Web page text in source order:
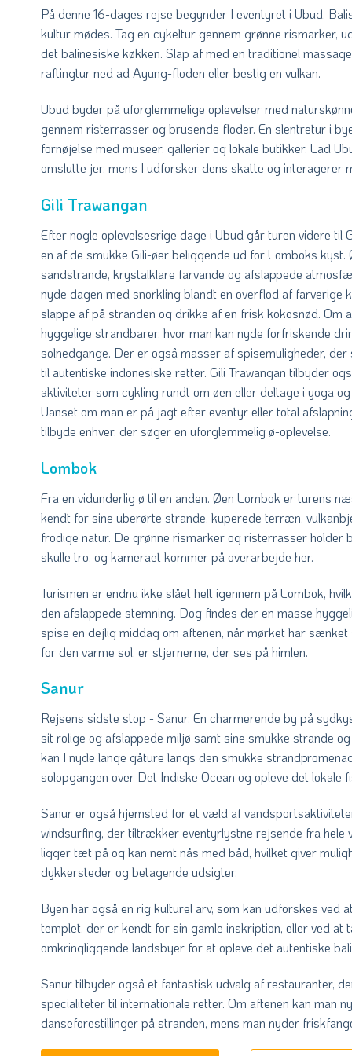
På denne 16-dages rejse begynder I eventyret i Ubud,
kultur mødes. Tag en cykeltur gennem grønne rismarker,
det balinesiske køkken. Slap af med en traditionel
raftingtur ned ad Ayung-floden eller bestig en vulkan.
Ubud byder på uforglemmelige oplevelser med
gennem risterrasser og brusende floder. En slentretur i
fornøjelse med museer, gallerier og lokale butikker. Lad
omslutte jer, mens I udforsker dens skatte og interagerer
Gili Trawangan
Efter nogle oplevelsesrige dage i Ubud går turen videre til
en af de smukke Gili-øer beliggende ud for Lomboks
sandstrande, krystalklare farvande og afslappede
nyde dagen med snorkling blandt en overflod af farverige
slappe af på stranden og drikke af en frisk kokosnød. Om
hyggelige strandbarer, hvor man kan nyde forfriskende
solnedgange. Der er også masser af spisemuligheder,
til autentiske indonesiske retter. Gili Trawangan tilbyder
aktiviteter som cykling rundt om øen eller deltage i yoga
Uanset om man er på jagt efter eventyr eller total
tilbyde enhver, der søger en uforglemmelig ø-oplevelse.
Lombok
Fra en vidunderlig ø til en anden. Øen Lombok er turens
kendt for sine uberørte strande, kuperede terræn,
frodige natur. De grønne rismarker og risterrasser holder
skulle tro, og kameraet kommer på overarbejde her.
Turismen er endnu ikke slået helt igennem på Lombok,
den afslappede stemning. Dog findes der en masse
spise en dejlig middag om aftenen, når mørket har
for den varme sol, er stjernerne, der ses på himlen.
Sanur
Rejsens sidste stop - Sanur. En charmerende by på
sit rolige og afslappede miljø samt sine smukke strande
kan I nyde lange gåture langs den smukke
solopgangen over Det Indiske Ocean og opleve det lokale
Sanur er også hjemsted for et væld af
windsurfing, der tiltrækker eventyrlystne rejsende fra hele
ligger tæt på og kan nemt nås med båd, hvilket giver
dykkersteder og betagende udsigter.
Byen har også en rig kulturel arv, som kan udforskes ved
templet, der er kendt for sin gamle inskription, eller ved at
omkringliggende landsbyer for at opleve det autentiske
Sanur tilbyder også et fantastisk udvalg af restauranter,
specialiteter til internationale retter. Om aftenen kan man
danseforestillinger på stranden, mens man nyder